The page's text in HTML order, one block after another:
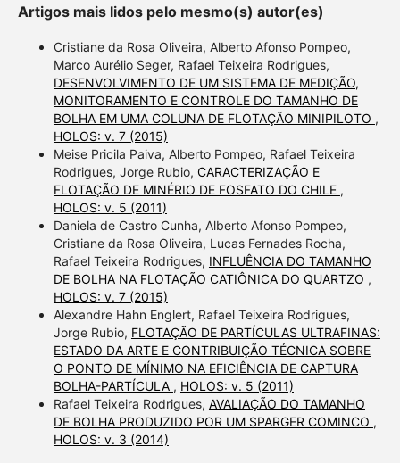
Artigos mais lidos pelo mesmo(s) autor(es)
Cristiane da Rosa Oliveira, Alberto Afonso Pompeo,
Marco Aurélio Seger, Rafael Teixeira Rodrigues,
DESENVOLVIMENTO DE UM SISTEMA DE MEDIÇÃO,
MONITORAMENTO E CONTROLE DO TAMANHO DE
BOLHA EM UMA COLUNA DE FLOTAÇÃO MINIPILOTO ,
HOLOS: v. 7 (2015)
Meise Pricila Paiva, Alberto Pompeo, Rafael Teixeira
Rodrigues, Jorge Rubio, CARACTERIZAÇÃO E
FLOTAÇÃO DE MINÉRIO DE FOSFATO DO CHILE ,
HOLOS: v. 5 (2011)
Daniela de Castro Cunha, Alberto Afonso Pompeo,
Cristiane da Rosa Oliveira, Lucas Fernades Rocha,
Rafael Teixeira Rodrigues, INFLUÊNCIA DO TAMANHO
DE BOLHA NA FLOTAÇÃO CATIÔNICA DO QUARTZO ,
HOLOS: v. 7 (2015)
Alexandre Hahn Englert, Rafael Teixeira Rodrigues,
Jorge Rubio, FLOTAÇÃO DE PARTÍCULAS ULTRAFINAS:
ESTADO DA ARTE E CONTRIBUIÇÃO TÉCNICA SOBRE
O PONTO DE MÍNIMO NA EFICIÊNCIA DE CAPTURA
BOLHA-PARTÍCULA , HOLOS: v. 5 (2011)
Rafael Teixeira Rodrigues, AVALIAÇÃO DO TAMANHO
DE BOLHA PRODUZIDO POR UM SPARGER COMINCO ,
HOLOS: v. 3 (2014)